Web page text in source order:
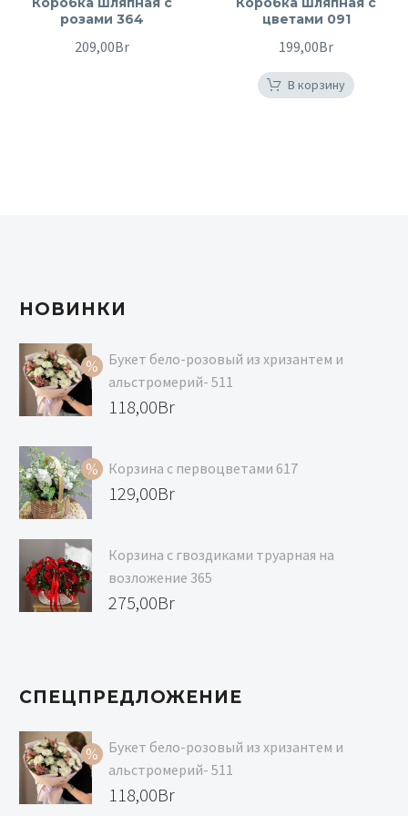
розами 364
209,00Br
цветами 091
199,00Br
В корзину
НОВИНКИ
Букет бело-розовый из хризантем и
альстромерий- 511
Первоначальная
составляла
129,00Br.
118,00Br
цена:
118,00Br.
Корзина с первоцветами 617
Первоначальная
составляла
139,00Br.
129,00Br
цена:
129,00Br.
Корзина с гвоздиками труарная на
возложение 365
275,00Br
СПЕЦПРЕДЛОЖЕНИЕ
Букет бело-розовый из хризантем и
альстромерий- 511
Первоначальная
118,00Br